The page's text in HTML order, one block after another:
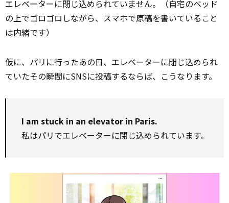
エレベーターに閉じ込められていません。（自宅のベッド
の上でゴロゴロしながら、スマホで原稿を書いていること
は内緒です）
仮に、パリに行ったあの日、エレベーターに閉じ込められ
ていたその瞬間にSNSに投稿するならば、こうなります。
I am stuck in an elevator in Paris.
私はパリでエレベーターに閉じ込められています。